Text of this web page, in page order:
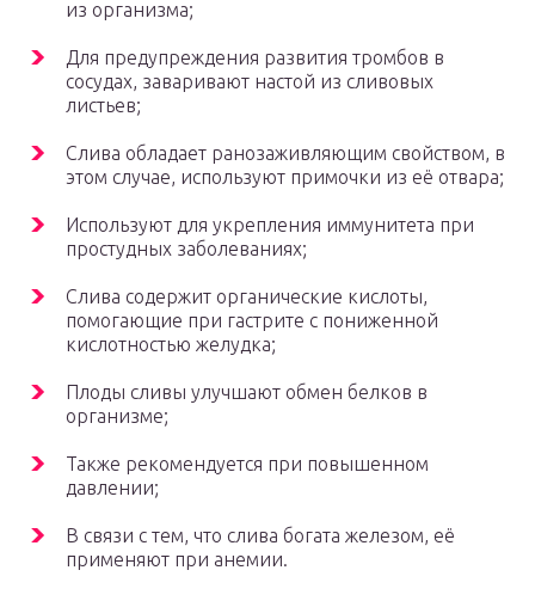
из организма;
Для предупреждения развития тромбов в
сосудах, заваривают настой из сливовых
листьев;
Слива обладает ранозаживляющим свойством, в
этом случае, используют примочки из её отвара;
Используют для укрепления иммунитета при
простудных заболеваниях;
Слива содержит органические кислоты,
помогающие при гастрите с пониженной
кислотностью желудка;
Плоды сливы улучшают обмен белков в
организме;
Также рекомендуется при повышенном
давлении;
В связи с тем, что слива богата железом, её
применяют при анемии.